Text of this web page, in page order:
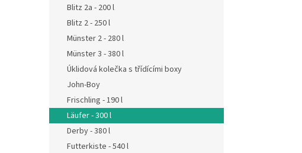
Blitz 2a - 200 l
Blitz 2 - 250 l
Münster 2 - 280 l
Münster 3 - 380 l
Úklidová kolečka s třídícími boxy
John-Boy
Frischling - 190 l
Läufer - 300 l
Derby - 380 l
Futterkiste - 540 l